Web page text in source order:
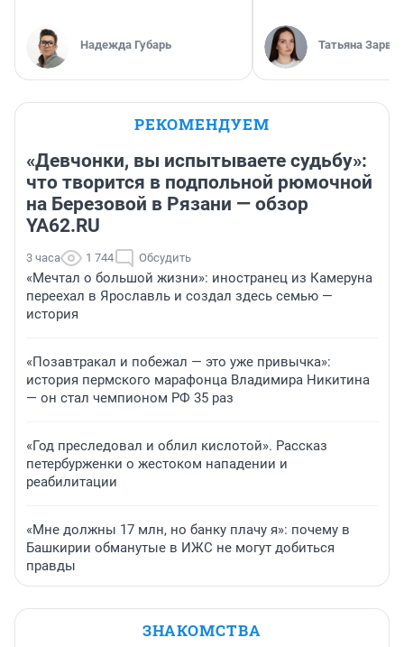
Надежда Губарь Татьяна Зарва
РЕКОМЕНДУЕМ
«Девчонки, вы испытываете судьбу»:
что творится в подпольной рюмочной
на Березовой в Рязани — обзор
YA62.RU
3 часа 1 744 Обсудить
«Мечтал о большой жизни»: иностранец из Камеруна
переехал в Ярославль и создал здесь семью —
история
«Позавтракал и побежал — это уже привычка»:
история пермского марафонца Владимира Никитина
— он стал чемпионом РФ 35 раз
«Год преследовал и облил кислотой». Рассказ
петербурженки о жестоком нападении и
реабилитации
«Мне должны 17 млн, но банку плачу я»: почему в
Башкирии обманутые в ИЖС не могут добиться
правды
ЗНАКОМСТВА